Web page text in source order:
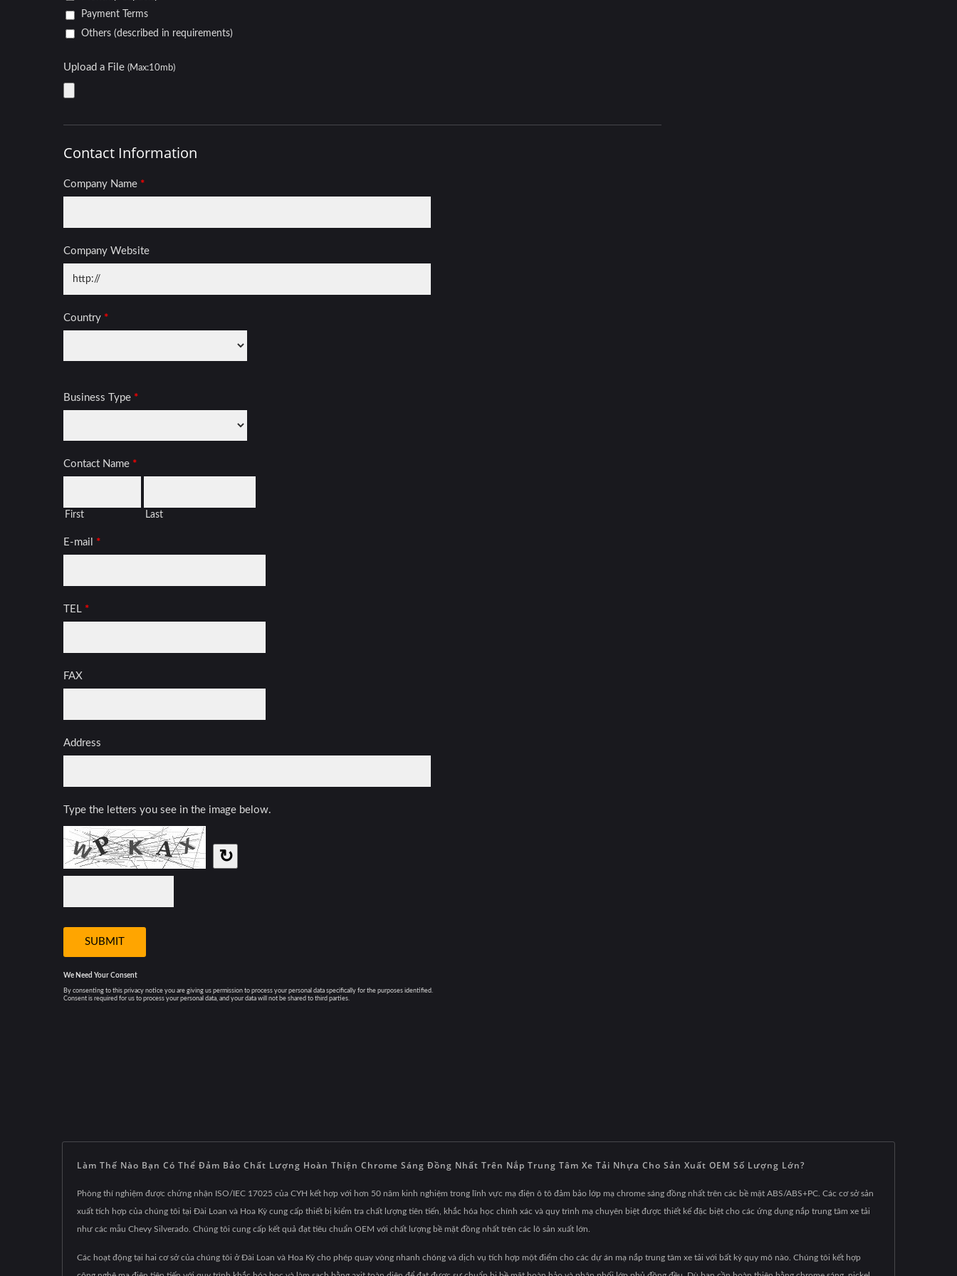
Làm Thế Nào Bạn Có Thể Đảm Bảo Chất Lượng Hoàn Thiện Chrome Sáng Đồng Nhất Trên Nắp Trung Tâm Xe Tải Nhựa Cho Sản Xuất OEM Số Lượng Lớn?
Phòng thí nghiệm được chứng nhận ISO/IEC 17025 của CYH kết hợp với hơn 50 năm kinh nghiệm trong lĩnh vực mạ điện ô tô đảm bảo lớp mạ chrome sáng đồng nhất trên các bề mặt ABS/ABS+PC. Các cơ sở sản
xuất tích hợp của chúng tôi tại Đài Loan và Hoa Kỳ cung cấp thiết bị kiểm tra chất lượng tiên tiến, khắc hóa học chính xác và quy trình mạ chuyên biệt được thiết kế đặc biệt cho các ứng dụng nắp trung tâm xe tải
như các mẫu Chevy Silverado. Chúng tôi cung cấp kết quả đạt tiêu chuẩn OEM với chất lượng bề mặt đồng nhất trên các lô sản xuất lớn.
Các hoạt động tại hai cơ sở của chúng tôi ở Đài Loan và Hoa Kỳ cho phép quay vòng nhanh chóng và dịch vụ tích hợp một điểm cho các dự án mạ nắp trung tâm xe tải với bất kỳ quy mô nào. Chúng tôi kết hợp